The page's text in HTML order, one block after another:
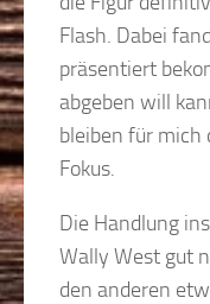
Flash. Dabei
präsentiert
abgeben will
bleiben für mich
Fokus.
Die Handlung
Wally West gut
den anderen